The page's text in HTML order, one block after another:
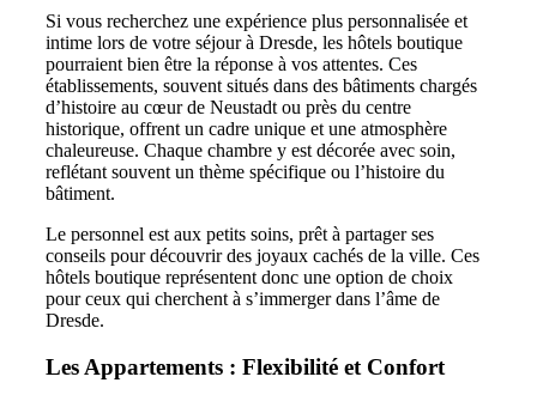
Si vous recherchez une expérience plus personnalisée et
intime lors de votre séjour à Dresde, les hôtels boutique
pourraient bien être la réponse à vos attentes. Ces
établissements, souvent situés dans des bâtiments chargés
d’histoire au cœur de Neustadt ou près du centre
historique, offrent un cadre unique et une atmosphère
chaleureuse. Chaque chambre y est décorée avec soin,
reflétant souvent un thème spécifique ou l’histoire du
bâtiment.
Le personnel est aux petits soins, prêt à partager ses
conseils pour découvrir des joyaux cachés de la ville. Ces
hôtels boutique représentent donc une option de choix
pour ceux qui cherchent à s’immerger dans l’âme de
Dresde.
Les Appartements : Flexibilité et Confort